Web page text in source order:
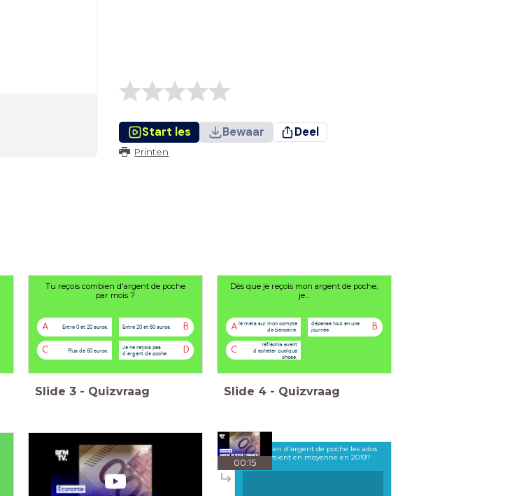
Start les Bewaar Deel
Printen
Tu reçois combien d'argent de poche
par mois ?
A Entre 0 et 20 euros. B
Entre 20 et 60 euros.
C Plus de 60 euros. D
Je ne reçois pas
d'argent de poche.
Slide 3 - Quizvraag
Dès que je reçois mon argent de poche,
je...
A le mets sur mon compte
de bancaire.
B
dépense tout en une
journée.
C
réfléchis avant
d'acheter quelque
chose.
Slide 4 - Quizvraag
00:15
Combien d'argent de poche les ados
recevaient en moyenne en 2019?